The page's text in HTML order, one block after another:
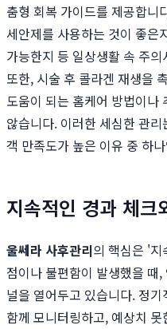
춤형 회복 가이드를 제공합니
세안제를 사용하는 것이 좋은
가능한지 등 일상생활 속 주
또한, 시술 후 콜라겐 재생을
도움이 되는 홈케어 방법이나
않습니다. 이러한 세심한 관리
객 만족도가 높은 이유 중 하
지속적인 경과 체크
울쎄라 사후관리의 핵심은 '
점이나 불편함이 발생했을 때
널을 열어두고 있습니다. 정
함께 모니터링하고, 예상치